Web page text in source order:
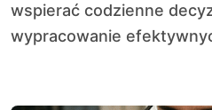
wspierać codzienne
wypracowanie